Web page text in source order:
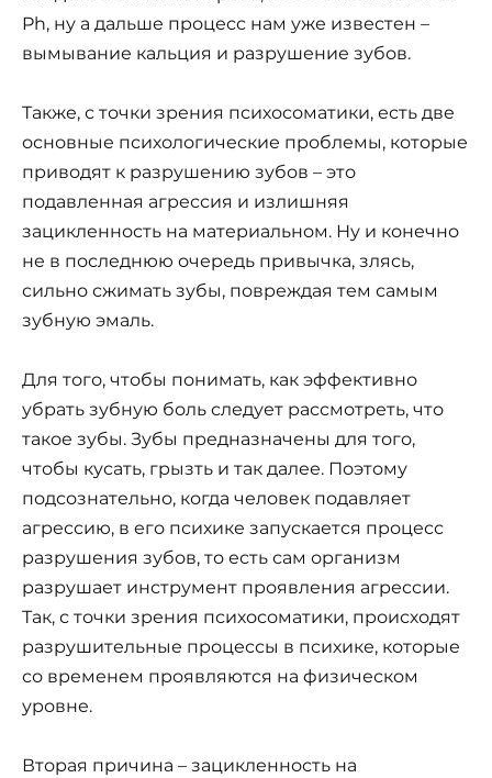
Ph, ну а дальше процесс нам уже известен –
вымывание кальция и разрушение зубов.
Также, с точки зрения психосоматики, есть две
основные психологические проблемы, которые
приводят к разрушению зубов – это
подавленная агрессия и излишняя
зацикленность на материальном. Ну и конечно
не в последнюю очередь привычка, злясь,
сильно сжимать зубы, повреждая тем самым
зубную эмаль.
Для того, чтобы понимать, как эффективно
убрать зубную боль следует рассмотреть, что
такое зубы. Зубы предназначены для того,
чтобы кусать, грызть и так далее. Поэтому
подсознательно, когда человек подавляет
агрессию, в его психике запускается процесс
разрушения зубов, то есть сам организм
разрушает инструмент проявления агрессии.
Так, с точки зрения психосоматики, происходят
разрушительные процессы в психике, которые
со временем проявляются на физическом
уровне.
Вторая причина – зацикленность на